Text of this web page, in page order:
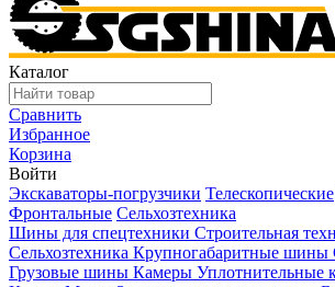
Каталог
Сравнить
Избранное
Корзина
Войти
Экскаваторы-погрузчики Телескопические
Фронтальные Сельхозтехника
Шины для спецтехники Строительная
Сельхозтехника Крупногабаритные шины
Грузовые шины Камеры Уплотнительные